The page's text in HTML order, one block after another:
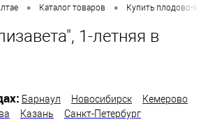
• Каталог товаров • Купить плодово-
1-летняя в
Барнаул Новосибирск
Кемерово
Казань
Санкт-Петербург